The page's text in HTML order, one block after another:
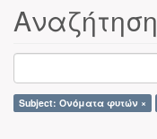
Αναζήτηση
Subject: Ονόματα φυτών ×